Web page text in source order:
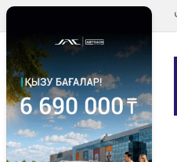
Перейти
к
содержимому